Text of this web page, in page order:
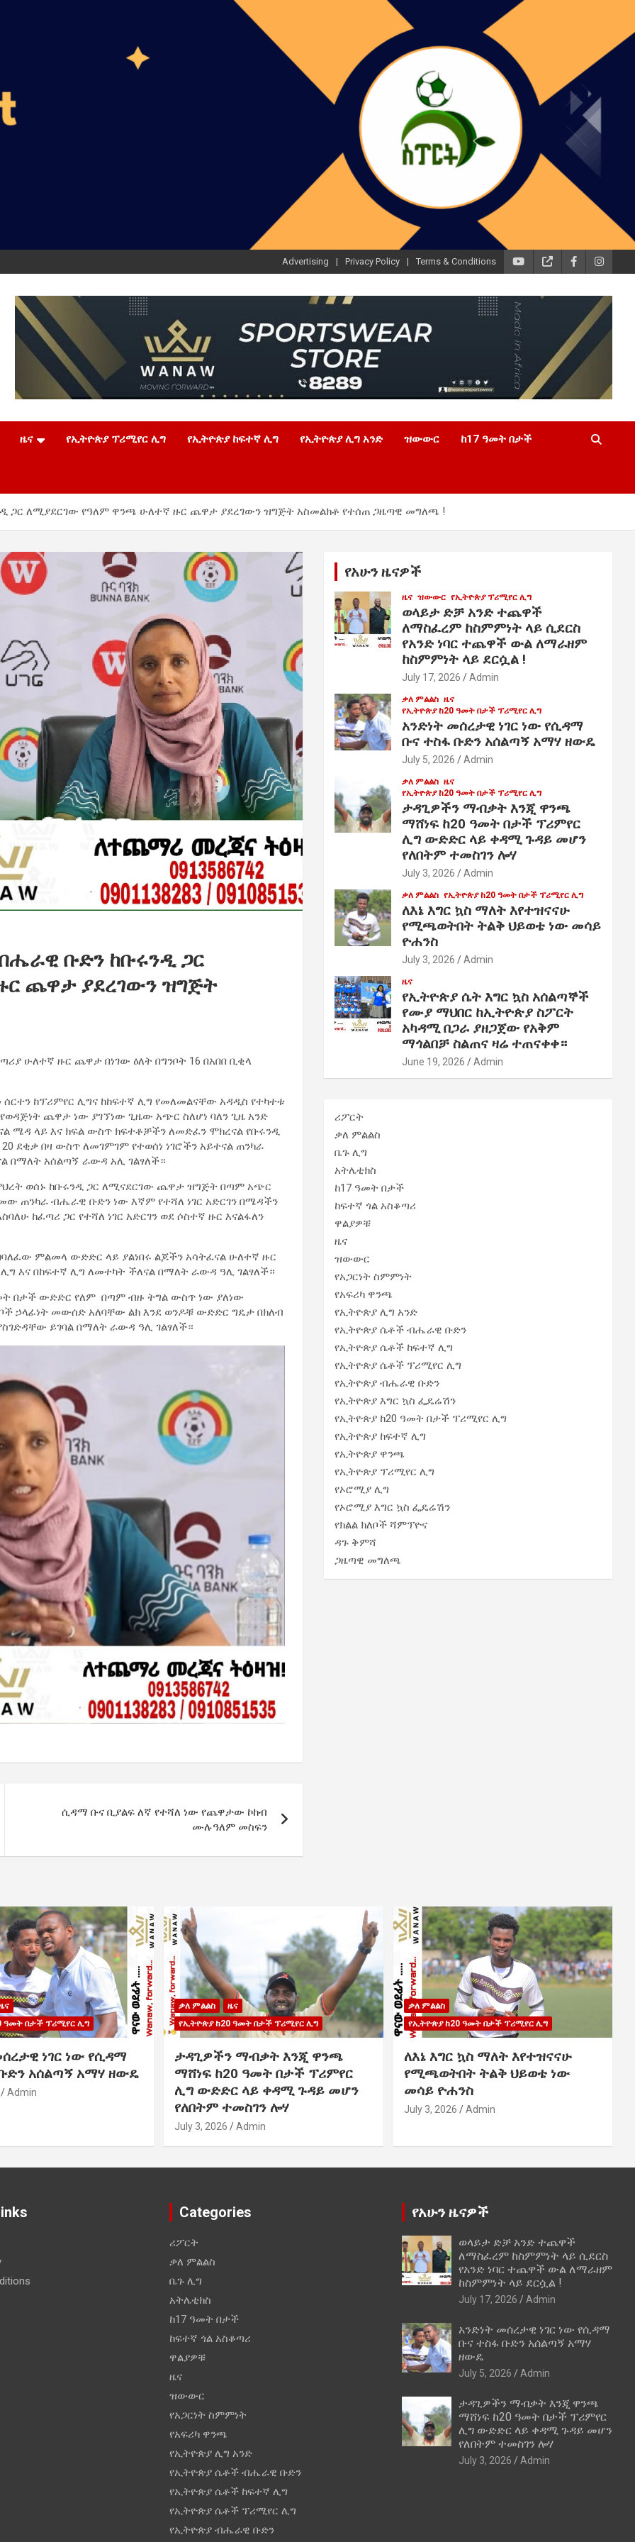
Advertising Privacy Policy Terms & Conditions
ዜና የኢትዮጵያ ፕሪሚየር ሊግ የኢትዮጵያ ከፍተኛ ሊግ የኢትዮጵያ ሊግ አንድ ዝውውር ከ17 ዓመት በታች
ጋር ለሚያደርገው የዓለም ዋንጫ ሁለተኛ ዙር ጨዋታ ያደረገውን ዝግጅት አስመልክቶ የተሰጠ ጋዜጣዊ መግለጫ !
ቡድን ከቡሩንዲ ጋር
ጨዋታ ያደረገውን ዝግጅት
ሁለተኛ ዙር ጨዋታ በነገው ዕለት በግንቦት 16 በአበበ ቢቂላ
ሰርተን ከፕሪምየር ሊግና ከከፍተኛ ሊግ የመለመልናቸው አዳዲስ የተካተቱ
ጨዋታ ነው ያገኘነው ጊዜው አጭር ስለሆነ ባለን ጊዜ አንድ
ሜዳ ላይ እና ክፍል ውስጥ ክፍተቶቻችን ለመድፈን ሞክረናል የቡሩንዲ
ደቂቃ በዛ ውስጥ ለመገምገም የተወሰነ ነገሮችን አይተናል ጠንካራ
በማለት አሰልጣኝ ራውዳ አሊ ገልፃለች።
ወሰኑ ከቡሩንዲ ጋር ለሚናደርገው ጨዋታ ዝግጅት በጣም አጭር
ጠንካራ ብሔራዊ ቡድን ነው እኛም የተሻለ ነገር አድርገን በሜዳችን
ከፈጣሪ ጋር የተሻለ ነገር አድርገን ወደ ሶስተኛ ዙር እናልፋለን
ምልመላ ውድድር ላይ ያልነበሩ ልጆችን አሳትፈናል ሁለተኛ ዙር
እና በከፍተኛ ሊግ ለመተካት ችለናል በማለት ራውዳ ዓሊ ገልፃለች።
በታች ውድድር የለም በጣም ብዙ ትግል ውስጥ ነው ያለነው
ኃላፊነት መውሰድ አለባቸው ልክ እንደ ወንዶቹ ውድድር ግዴታ በክለብ
ይገባል በማለት ራውዳ ዓሊ ገልፃለች።
ሲዳማ ቡና ቢያልፍ ለኛ የተሻለ ነው የጨዋታው ኮከብ
ሙሉዓለም መስፍን
የአሁን ዜናዎች
ዜና ዝውውር የኢትዮጵያ ፕሪሚየር ሊግ
ወላይታ ድቻ አንድ ተጨዋች
ለማስፈረም ከስምምነት ላይ ሲደርስ
የአንድ ነባር ተጨዋች ውል ለማራዘም
ከስምምነት ላይ ደርሷል !
July 17, 2026 Admin
ቃለ ምልልስ ዜና
የኢትዮጵያ ከ20 ዓመት በታች ፕሪሚየር ሊግ
አንድነት መሰረታዊ ነገር ነው የሲዳማ
ቡና ተስፋ ቡድን አሰልጣኝ አማሃ ዘውዴ
July 5, 2026 Admin
ቃለ ምልልስ ዜና
የኢትዮጵያ ከ20 ዓመት በታች ፕሪሚየር ሊግ
ታዳጊዎችን ማብቃት እንጂ ዋንጫ
ማሸነፍ ከ20 ዓመት በታች ፕሪምየር
ሊግ ውድድር ላይ ቀዳሚ ጉዳይ መሆን
የለበትም ተመስገን ሎሃ
July 3, 2026 Admin
ቃለ ምልልስ የኢትዮጵያ ከ20 ዓመት በታች ፕሪሚየር ሊግ
ለእኔ እግር ኳስ ማለት እየተዝናናሁ
የሚጫወትበት ትልቅ ህይወቴ ነው መሳይ
ዮሐንስ
July 3, 2026 Admin
ዜና
የኢትዮጵያ ሴት እግር ኳስ አሰልጣኞች
የሙያ ማህበር ከኢትዮጵያ ስፖርት
አካዳሚ በጋራ ያዘጋጀው የአቅም
ማጎልበቻ ስልጠና ዛሬ ተጠናቀቀ።
June 19, 2026 Admin
ሪፖርት
ቃለ ምልልስ
ቤጉ ሊግ
አትሌቲክስ
ከ17 ዓመት በታች
ከፍተኛ ጎል አስቆጣሪ
ዋልያዎቹ
ዜና
ዝውውር
የአጋርነት ስምምነት
የአፍሪካ ዋንጫ
የኢትዮጵያ ሊግ አንድ
የኢትዮጵያ ሴቶች ብሔራዊ ቡድን
የኢትዮጵያ ሴቶች ከፍተኛ ሊግ
የኢትዮጵያ ሴቶች ፕሪሚየር ሊግ
የኢትዮጵያ ብሔራዊ ቡድን
የኢትዮጵያ እግር ኳስ ፌዴሬሽን
የኢትዮጵያ ከ20 ዓመት በታች ፕሪሚየር ሊግ
የኢትዮጵያ ከፍተኛ ሊግ
የኢትዮጵያ ዋንጫ
የኢትዮጵያ ፕሪሚየር ሊግ
የኦሮሚያ ሊግ
የኦሮሚያ እግር ኳስ ፌዴሬሽን
የክልል ክለቦች ሻምፕዮና
ዳጉ ቅምሻ
ጋዜጣዊ መግለጫ
ዓመት በታች ፕሪሚየር ሊግ
ነገር ነው የሲዳማ
አሰልጣኝ አማሃ ዘውዴ
Admin
ቃለ ምልልስ
ዜና
የኢትዮጵያ ከ20 ዓመት በታች ፕሪሚየር ሊግ
ታዳጊዎችን ማብቃት እንጂ ዋንጫ
ማሸነፍ ከ20 ዓመት በታች ፕሪምየር
ሊግ ውድድር ላይ ቀዳሚ ጉዳይ መሆን
የለበትም ተመስገን ሎሃ
July 3, 2026 Admin
ቃለ ምልልስ
የኢትዮጵያ ከ20 ዓመት በታች ፕሪሚየር ሊግ
ለእኔ እግር ኳስ ማለት እየተዝናናሁ
የሚጫወትበት ትልቅ ህይወቴ ነው
መሳይ ዮሐንስ
July 3, 2026 Admin
Categories
ሪፖርት
ቃለ ምልልስ
ቤጉ ሊግ
አትሌቲክስ
ከ17 ዓመት በታች
ከፍተኛ ጎል አስቆጣሪ
ዋልያዎቹ
ዜና
ዝውውር
የአጋርነት ስምምነት
የአፍሪካ ዋንጫ
የኢትዮጵያ ሊግ አንድ
የኢትዮጵያ ሴቶች ብሔራዊ ቡድን
የኢትዮጵያ ሴቶች ከፍተኛ ሊግ
የኢትዮጵያ ሴቶች ፕሪሚየር ሊግ
የኢትዮጵያ ብሔራዊ ቡድን
የአሁን ዜናዎች
ወላይታ ድቻ አንድ ተጨዋች
ለማስፈረም ከስምምነት ላይ ሲደርስ
የአንድ ነባር ተጨዋች ውል ለማራዘም
ከስምምነት ላይ ደርሷል !
July 17, 2026 Admin
አንድነት መሰረታዊ ነገር ነው የሲዳማ
ቡና ተስፋ ቡድን አሰልጣኝ አማሃ
ዘውዴ
July 5, 2026 Admin
ታዳጊዎችን ማብቃት እንጂ ዋንጫ
ማሸነፍ ከ20 ዓመት በታች ፕሪምየር
ሊግ ውድድር ላይ ቀዳሚ ጉዳይ መሆን
የለበትም ተመስገን ሎሃ
July 3, 2026 Admin